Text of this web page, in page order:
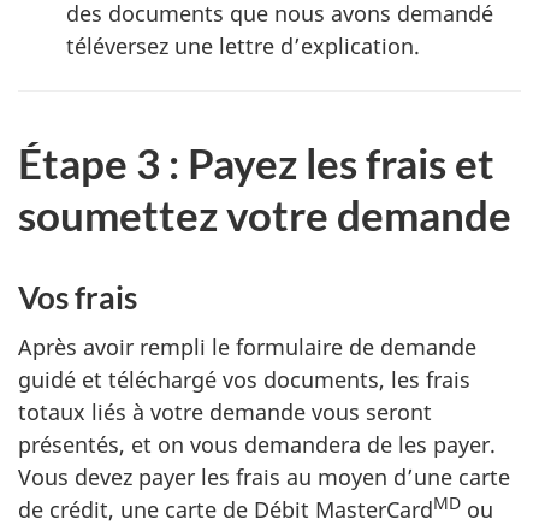
des documents que nous avons demandé
téléversez une lettre d’explication.
Étape 3 : Payez les frais et
soumettez votre demande
Vos frais
Après avoir rempli le formulaire de demande
guidé et téléchargé vos documents, les frais
totaux liés à votre demande vous seront
présentés, et on vous demandera de les payer.
Vous devez payer les frais au moyen d’une carte
de crédit, une carte de Débit MasterCardMD ou